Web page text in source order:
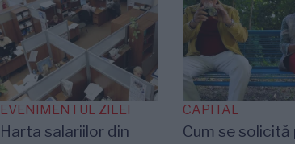
EVENIMENTUL ZILEI
Harta salariilor din
CAPITAL
Cum se solicită